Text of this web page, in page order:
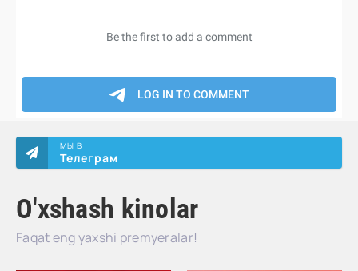
O'xshash kinolar
Faqat eng yaxshi premyeralar!
МЫ В
Телеграм